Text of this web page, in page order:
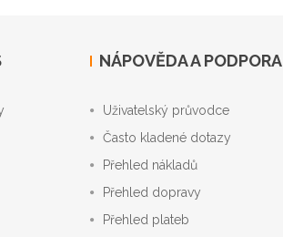
NÁPOVĚDA A PODPORA
Uživatelský průvodce
Často kladené dotazy
Přehled nákladů
Přehled dopravy
Přehled plateb